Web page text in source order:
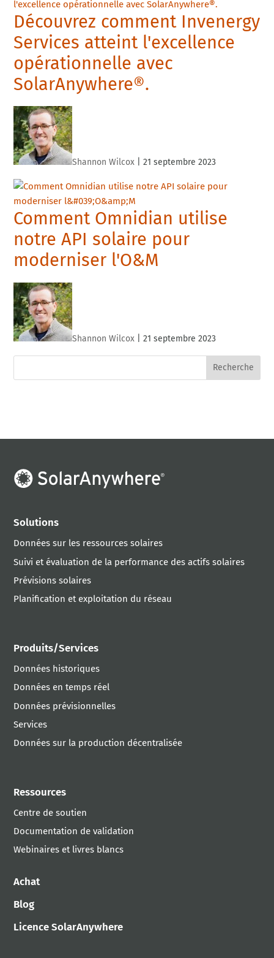
Découvrez comment Invenergy
Services atteint l'excellence
opérationnelle avec
SolarAnywhere®.
Shannon Wilcox |21 septembre 2023
Comment Omnidian utilise
notre API solaire pour
moderniser l'O&M
Shannon Wilcox |21 septembre 2023
Solutions
Données sur les ressources solaires
Suivi et évaluation de la performance des actifs solaires
Prévisions solaires
Planification et exploitation du réseau
Produits/Services
Données historiques
Données en temps réel
Données prévisionnelles
Services
Données sur la production décentralisée
Ressources
Centre de soutien
Documentation de validation
Webinaires et livres blancs
Achat
Blog
Licence SolarAnywhere